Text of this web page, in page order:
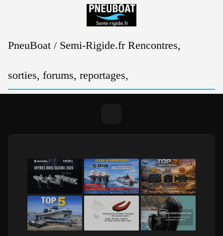
PneuBoat / Semi-Rigide.fr Rencontres,
sorties, forums, reportages,